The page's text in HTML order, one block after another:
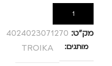
הוספה לסל
מק”ט: 4024023071270
מותגים TROIKA